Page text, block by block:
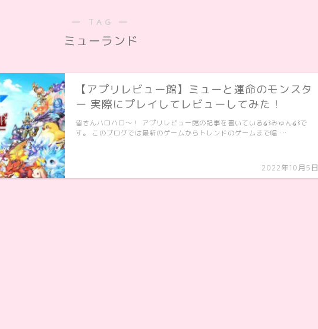
― TAG ―
ミューランド
【アプリレビュー館】ミューと運命のモンスタ
ー 実際にプレイしてレビューしてみた！
2022年10月5日
皆さんハロハロ〜！ アプリレビュー館の記事を書いている໒꒱みゅん໒꒱で
す。 このブログでは最新のゲームからトレンドのゲームまで幅 …